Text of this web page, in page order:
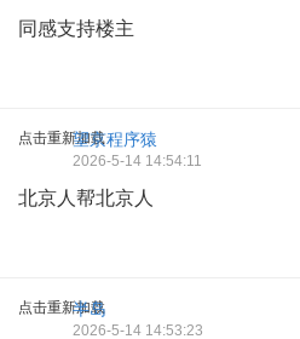
同感支持楼主
点击重新加载望京程序猿
2026-5-14 14:54:11
北京人帮北京人
点击重新加载
半岛
2026-5-14 14:53:23